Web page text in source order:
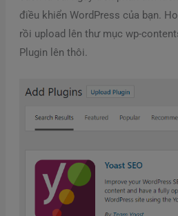
điều khiển WordPress của bạn.
rồi upload lên thư mục wp-
Plugin lên thôi.